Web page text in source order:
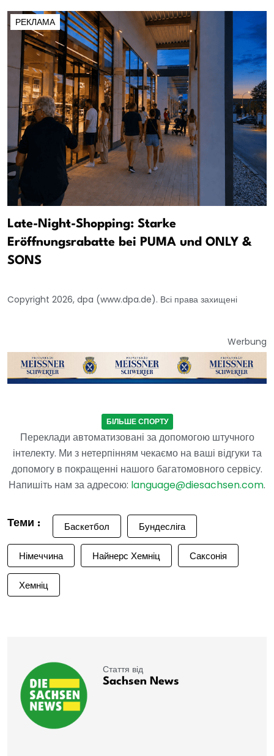
РЕКЛАМА
Late-Night-Shopping: Starke
Eröffnungsrabatte bei PUMA und ONLY &
SONS
Copyright 2026, dpa (www.dpa.de). Всі права захищені
Werbung
БІЛЬШЕ СПОРТУ
Переклади автоматизовані за допомогою штучного
інтелекту. Ми з нетерпінням чекаємо на ваші відгуки та
допомогу в покращенні нашого багатомовного сервісу.
Напишіть нам за адресою: language@diesachsen.com.
Теми : Баскетбол Бундесліга
Німеччина Найнерс Хемніц Саксонія
Хемніц
Стаття від
Sachsen News